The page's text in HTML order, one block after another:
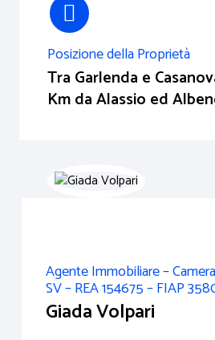
Posizione della Proprietà
Tra Garlenda e
Km da Alassio ed
Agente Immobiliare –
SV – REA 154675 – FIAP
Giada Volpari